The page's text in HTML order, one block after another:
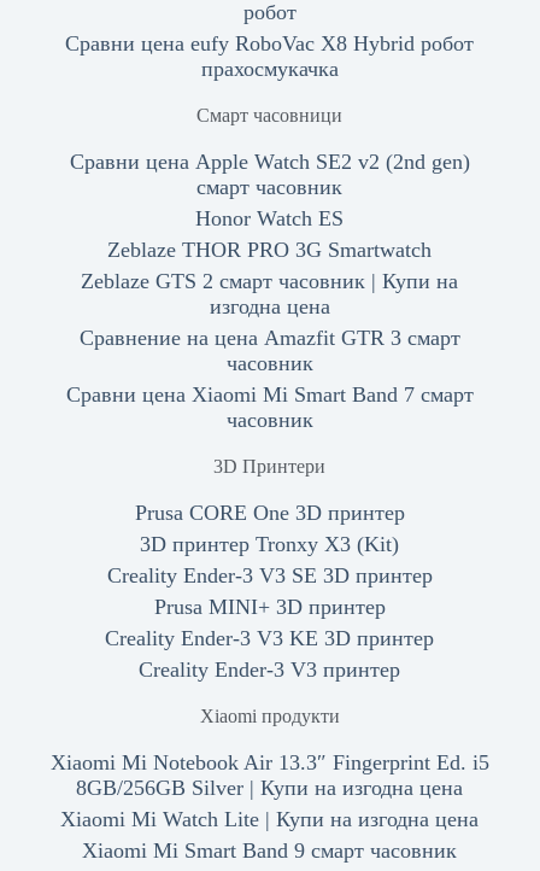
робот
Сравни цена eufy RoboVac X8 Hybrid робот
прахосмукачка
Смарт часовници
Сравни цена Apple Watch SE2 v2 (2nd gen)
смарт часовник
Honor Watch ES
Zeblaze THOR PRO 3G Smartwatch
Zeblaze GTS 2 смарт часовник | Купи на
изгодна цена
Сравнение на цена Amazfit GTR 3 смарт
часовник
Сравни цена Xiaomi Mi Smart Band 7 смарт
часовник
3D Принтери
Prusa CORE One 3D принтер
3D принтер Tronxy X3 (Kit)
Creality Ender-3 V3 SE 3D принтер
Prusa MINI+ 3D принтер
Creality Ender-3 V3 KE 3D принтер
Creality Ender-3 V3 принтер
Xiaomi продукти
Xiaomi Mi Notebook Air 13.3″ Fingerprint Ed. i5
8GB/256GB Silver | Купи на изгодна цена
Xiaomi Mi Watch Lite | Купи на изгодна цена
Xiaomi Mi Smart Band 9 смарт часовник